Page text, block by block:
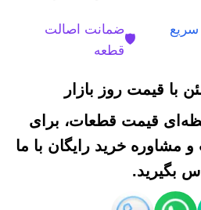
سریع
🛡️
ضمانت اصالت
قطعه
با قیمت روز بازار
قیمت قطعات، برای
مشاوره خرید رایگان با ما
بگیرید.